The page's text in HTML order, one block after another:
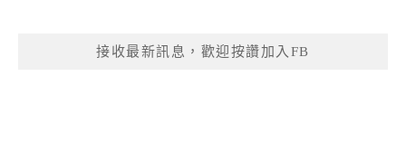
接收最新訊息，歡迎按讚加入FB